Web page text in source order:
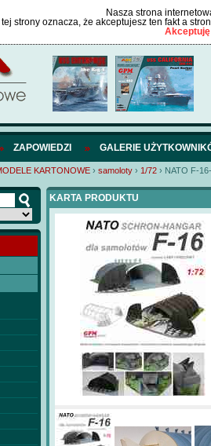
Nasza strona
strony oznacza, że akceptujesz ten fakt a
ZAPOWIEDZI GALERIE
KARTONOWE › samoloty › 1/72 › NATO F-
KARTA PRODUKTU